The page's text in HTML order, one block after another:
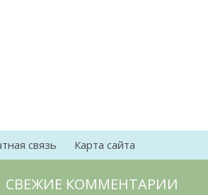
связь Карта сайта
СВЕЖИЕ КОММЕНТАРИИ